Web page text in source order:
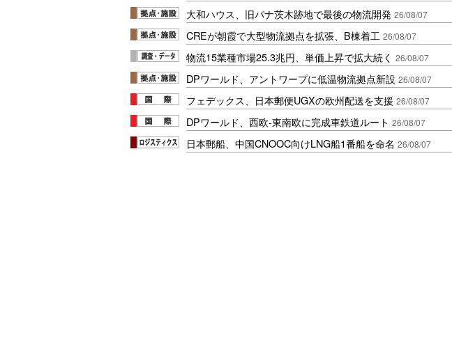
大和ハウス、旧パナ茨木跡地で最後の物流開発 26/08/07
CREが朝霞で大型物流拠点を拡張、B棟着工 26/08/07
物流15業種市場25.3兆円、単価上昇で拡大続く 26/08/07
DPワールド、アントワープに低温物流拠点新設 26/08/07
フェデックス、日本郵便UGXの欧州配送を支援 26/08/07
DPワールド、西欧-東南欧に完成車鉄道ルート 26/08/07
日本郵船、中国CNOOC向けLNG船1番船を命名 26/08/07